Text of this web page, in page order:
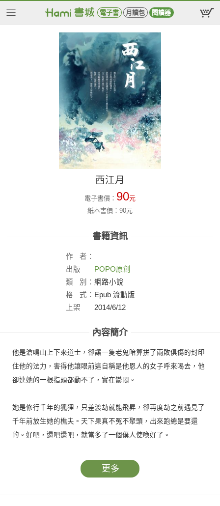
電子書 月讀包 閱讀器
西江月
電子書價： 90元
紙本書價： 90元
書籍資訊
作
者：
出版
社：
POPO原創
類
別： 網路小說
格
式： Epub 流動版
上架
2014/6/12
內容簡介
他是滄鳴山上下來道士，卻讓一隻老鬼暗算拼了兩敗俱傷的封印
住他的法力，害得他讓眼前這自稱是他恩人的女子呼來喝去，他
卻連她的一根指頭都動不了，實在鬱悶。
她是修行千年的狐狸，只差渡劫就能飛昇，卻再度劫之前遇見了
千年前放生她的樵夫。天下果真不冤不聚頭，出來跑總是要還
的。好吧，還吧還吧，就當多了一個僕人使喚好了。
更多